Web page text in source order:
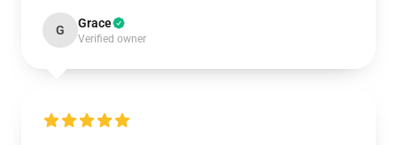
G Grace
Verified owner